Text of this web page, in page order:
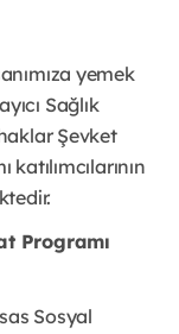
yemek
Sağlık
Şevket
Programı
Sosyal